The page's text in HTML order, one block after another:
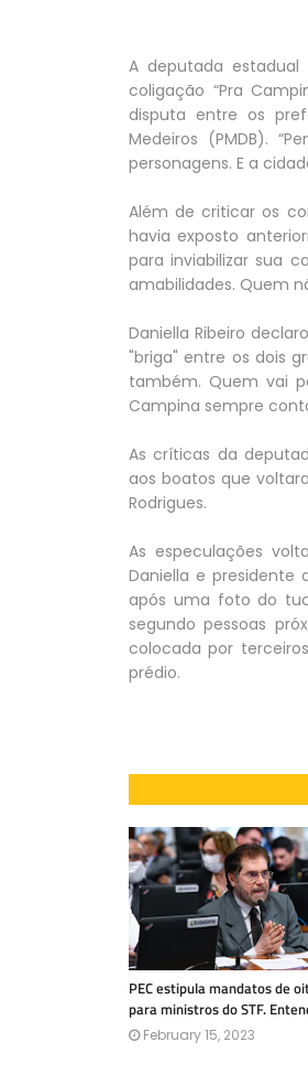
A deputada estadual
coligação “Pra
disputa entre os
Medeiros (PMDB).
personagens. E a
Além de criticar os
havia exposto
para inviabilizar sua
amabilidades. Quem
Daniella Ribeiro
"briga" entre os dois
também. Quem vai
Campina sempre
As críticas da
aos boatos que
Rodrigues.
As especulações
Daniella e presidente
após uma foto do
segundo pessoas
colocada por
prédio.
PEC estipula mandatos de
para ministros do STF.
February 15, 2023